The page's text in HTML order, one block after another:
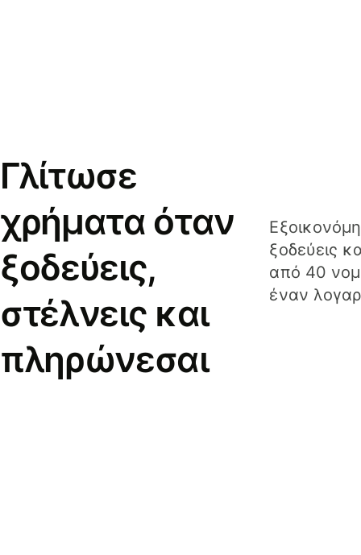
Γλίτωσε
χρήματα όταν
ξοδεύεις,
στέλνεις και
πληρώνεσαι
ξοδεύεις
από 40
έναν